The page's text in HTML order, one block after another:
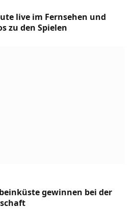
live im Fernsehen und
zu den Spielen
gewinnen bei der